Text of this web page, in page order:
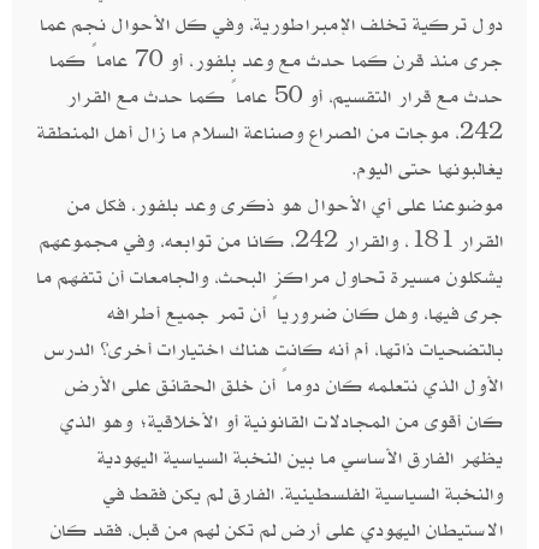
دول تركية تخلف الإمبراطورية، وفي كل الأحوال نجم عما
جرى منذ قرن كما حدث مع وعد بلفور، أو 70 عاماً كما
حدث مع قرار التقسيم، أو 50 عاماً كما حدث مع القرار
242، موجات من الصراع وصناعة السلام ما زال أهل المنطقة
يغالبونها حتى اليوم.
موضوعنا على أي الأحوال هو ذكرى وعد بلفور، فكل من
القرار 181، والقرار 242، كانا من توابعه، وفي مجموعهم
يشكلون مسيرة تحاول مراكز البحث، والجامعات أن تتفهم ما
جرى فيها، وهل كان ضرورياً أن تمر جميع أطرافه
بالتضحيات ذاتها، أم أنه كانت هناك اختيارات أخرى؟ الدرس
الأول الذي نتعلمه كان دوماً أن خلق الحقائق على الأرض
كان أقوى من المجادلات القانونية أو الأخلاقية؛ وهو الذي
يظهر الفارق الأساسي ما بين النخبة السياسية اليهودية
والنخبة السياسية الفلسطينية. الفارق لم يكن فقط في
الاستيطان اليهودي على أرض لم تكن لهم من قبل، فقد كان